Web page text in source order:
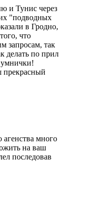
и Тунис через
"подводных
в Гродно,
что
запросам, так
делать по прил
умнички!
прекрасный
агенства много
на ваш
последовав